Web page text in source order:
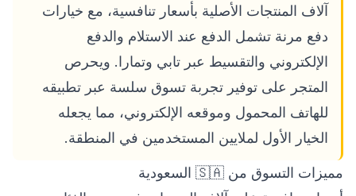
آلاف المنتجات الأصلية بأسعار تنافسية، مع خيارات
دفع مرنة تشمل الدفع عند الاستلام والدفع
الإلكتروني والتقسيط عبر تابي وتمارا. ويحرص
المتجر على توفير تجربة تسوق سلسة عبر تطبيقه
للهاتف المحمول وموقعه الإلكتروني، مما يجعله
الخيار الأول لملايين المستخدمين في المنطقة.
مميزات التسوق من 🇸🇦 السعودية